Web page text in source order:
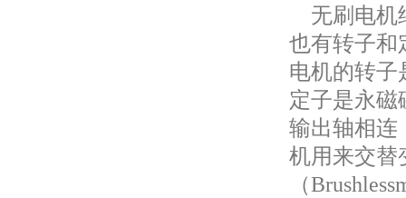
无刷电机
也有转子和
电机的转子
定子是永磁
输出轴相连
机用来交替
（